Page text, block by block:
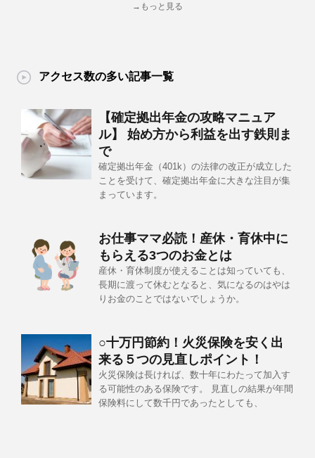
→もっと見る
アクセス数の多い記事一覧
【確定拠出年金の攻略マニュア
ル】 始め方から利益を出す鉄則ま
で
確定拠出年金（401k）の法律の改正が成立した
ことを受けて、確定拠出年金に大きな注目が集
まっています。
お仕事ママ必読！産休・育休中に
もらえる3つのお金とは
産休・育休制度が使えることは知っていても、
長期に渡って休むとなると、気になるのはやは
りお金のことではないでしょうか。
○十万円節約！火災保険を安く出
来る５つの見直しポイント！
火災保険は長ければ、数十年にわたって加入す
る可能性のある保険です。 見直しの結果が年間
保険料にして数千円であったとしても、